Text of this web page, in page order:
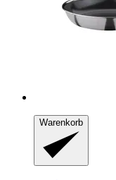
Warenkorb